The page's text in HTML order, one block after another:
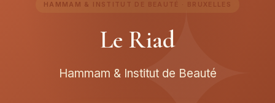
HAMMAM & INSTITUT DE BEAUTÉ · BRUXELLES
Le Riad
Hammam & Institut de Beauté